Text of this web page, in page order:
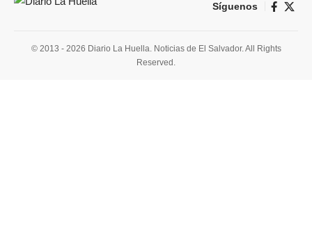
Síguenos
© 2013 - 2026 Diario La Huella. Noticias de El Salvador. All Rights
Reserved.